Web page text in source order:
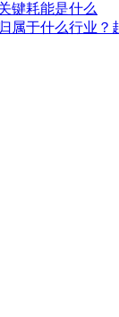
键耗能是什么
属于什么行业？